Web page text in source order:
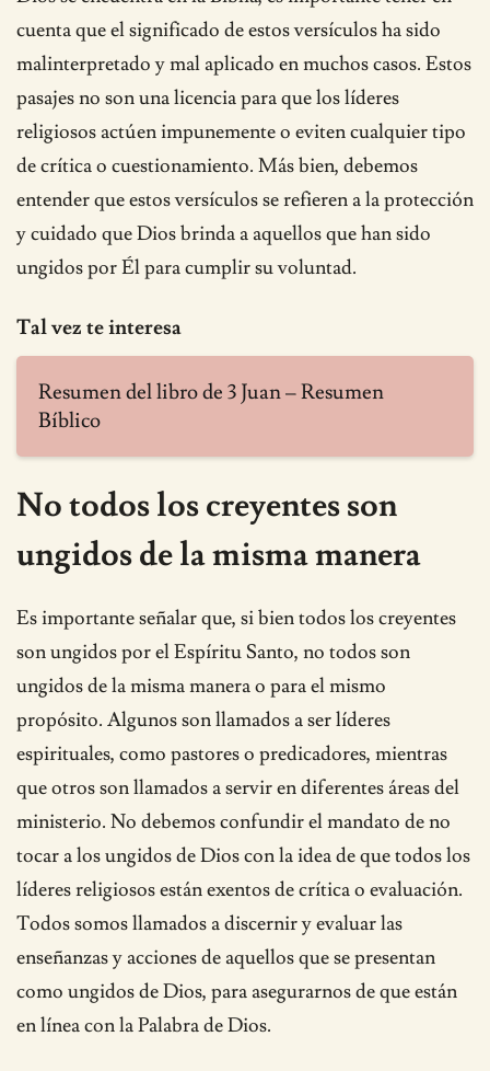
cuenta que el significado de estos versículos ha sido
malinterpretado y mal aplicado en muchos casos. Estos
pasajes no son una licencia para que los líderes
religiosos actúen impunemente o eviten cualquier tipo
de crítica o cuestionamiento. Más bien, debemos
entender que estos versículos se refieren a la protección
y cuidado que Dios brinda a aquellos que han sido
ungidos por Él para cumplir su voluntad.
Tal vez te interesa
Resumen del libro de 3 Juan – Resumen
Bíblico
No todos los creyentes son
ungidos de la misma manera
Es importante señalar que, si bien todos los creyentes
son ungidos por el Espíritu Santo, no todos son
ungidos de la misma manera o para el mismo
propósito. Algunos son llamados a ser líderes
espirituales, como pastores o predicadores, mientras
que otros son llamados a servir en diferentes áreas del
ministerio. No debemos confundir el mandato de no
tocar a los ungidos de Dios con la idea de que todos los
líderes religiosos están exentos de crítica o evaluación.
Todos somos llamados a discernir y evaluar las
enseñanzas y acciones de aquellos que se presentan
como ungidos de Dios, para asegurarnos de que están
en línea con la Palabra de Dios.